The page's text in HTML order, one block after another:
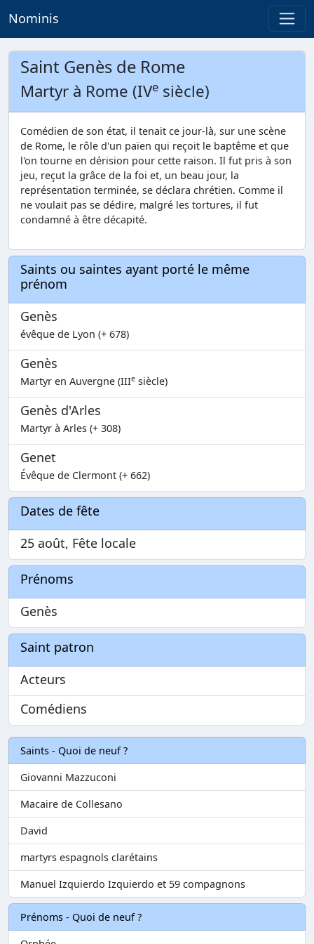
Nominis
Saint Genès de Rome
Martyr à Rome (IVe siècle)
Comédien de son état, il tenait ce jour-là, sur une scène
de Rome, le rôle d'un païen qui reçoit le baptême et que
l'on tourne en dérision pour cette raison. Il fut pris à son
jeu, reçut la grâce de la foi et, un beau jour, la
représentation terminée, se déclara chrétien. Comme il
ne voulait pas se dédire, malgré les tortures, il fut
condamné à être décapité.
Saints ou saintes ayant porté le même
prénom
Genès
évêque de Lyon (+ 678)
Genès
Martyr en Auvergne (IIIe siècle)
Genès d'Arles
Martyr à Arles (+ 308)
Genet
Évêque de Clermont (+ 662)
Dates de fête
25 août, Fête locale
Prénoms
Genès
Saint patron
Acteurs
Comédiens
Saints - Quoi de neuf ?
Giovanni Mazzuconi
Macaire de Collesano
David
martyrs espagnols clarétains
Manuel Izquierdo Izquierdo et 59 compagnons
Prénoms - Quoi de neuf ?